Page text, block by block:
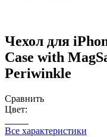
Чехол для
Case with
Periwinkle
Сравнить
Цвет:
Все характеристики